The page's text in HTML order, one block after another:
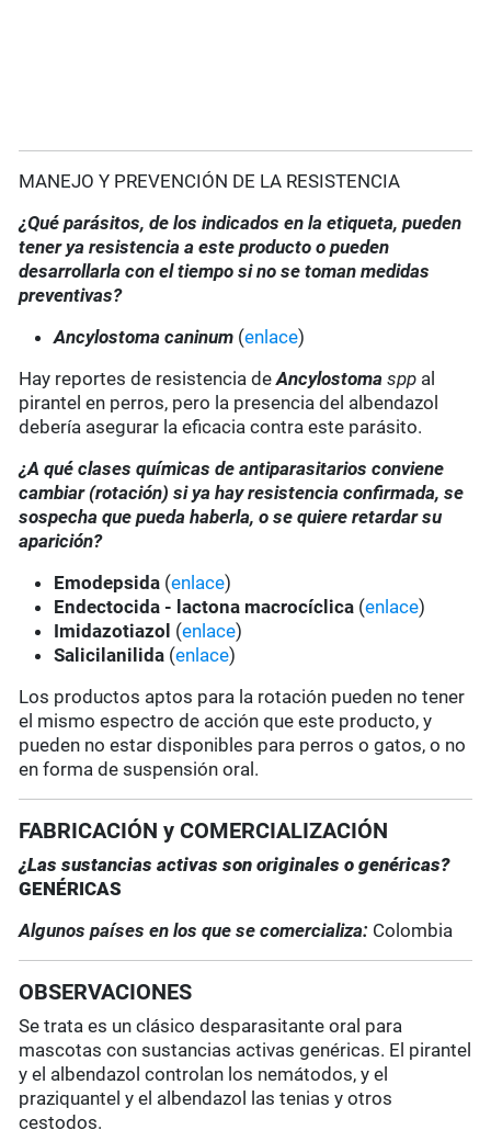
MANEJO Y PREVENCIÓN DE LA RESISTENCIA
¿Qué parásitos, de los indicados en la etiqueta, pueden
tener ya resistencia a este producto o pueden
desarrollarla con el tiempo si no se toman medidas
preventivas?
Ancylostoma caninum (enlace)
Hay reportes de resistencia deAncylostoma spp al
pirantel en perros, pero la presencia del albendazol
debería asegurar la eficacia contra este parásito.
¿A qué clases químicas de antiparasitarios conviene
cambiar (rotación) si ya hay resistencia confirmada, se
sospecha que pueda haberla, o se quiere retardar su
aparición?
Emodepsida (enlace)
Endectocida - lactona macrocíclica (enlace)
Imidazotiazol (enlace)
Salicilanilida (enlace)
Los productos aptos para la rotación pueden no tener
el mismo espectro de acción que este producto, y
pueden no estar disponibles para perros o gatos, o no
en forma de suspensión oral.
FABRICACIÓN y COMERCIALIZACIÓN
¿Las sustancias activas son originales o genéricas?
GENÉRICAS
Algunos países en los que se comercializa: Colombia
OBSERVACIONES
Se trata es un clásico desparasitante oral para
mascotas con sustancias activas genéricas. El pirantel
y el albendazol controlan los nemátodos, y el
praziquantel y el albendazol las tenias y otros
cestodos.